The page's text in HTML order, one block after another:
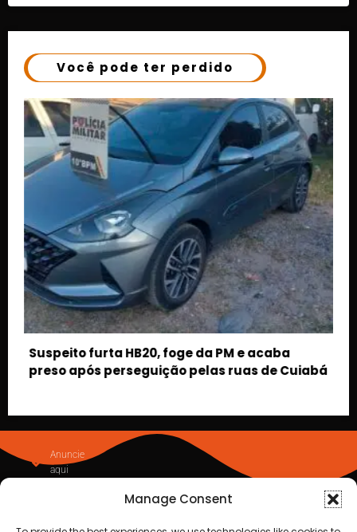
Manage Consent
Você pode ter perdido
Cuiabá